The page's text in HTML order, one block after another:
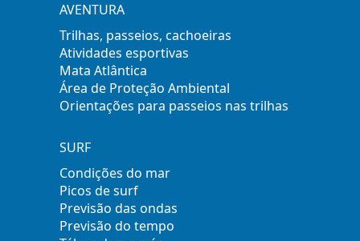
AVENTURA
Trilhas, passeios, cachoeiras
Atividades esportivas
Mata Atlântica
Área de Proteção Ambiental
Orientações para passeios nas trilhas
SURF
Condições do mar
Picos de surf
Previsão das ondas
Previsão do tempo